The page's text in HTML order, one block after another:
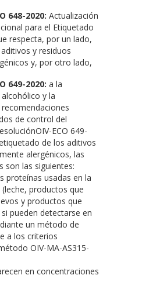
648-2020: Actualización
para el Etiquetado
respecta, por un lado,
y residuos
y, por otro lado,
649-2020: a la
y la
de control del
ECO 649-
de los aditivos
alergénicos, las
son las siguientes:
proteínas usadas en la
productos que
y productos que
pueden detectarse en
un método de
a los criterios
OIV-MA-AS315-
en concentraciones